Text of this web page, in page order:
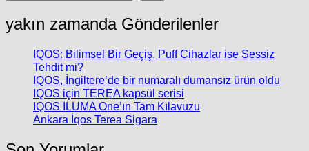
yakın zamanda Gönderilenler
IQOS: Bilimsel Bir Geçiş, Puff Cihazlar ise Sessiz
Tehdit mi?
IQOS, İngiltere’de bir numaralı dumansız ürün oldu
IQOS için TEREA kapsül serisi
IQOS ILUMA One’ın Tam Kılavuzu
Ankara İqos Terea Sigara